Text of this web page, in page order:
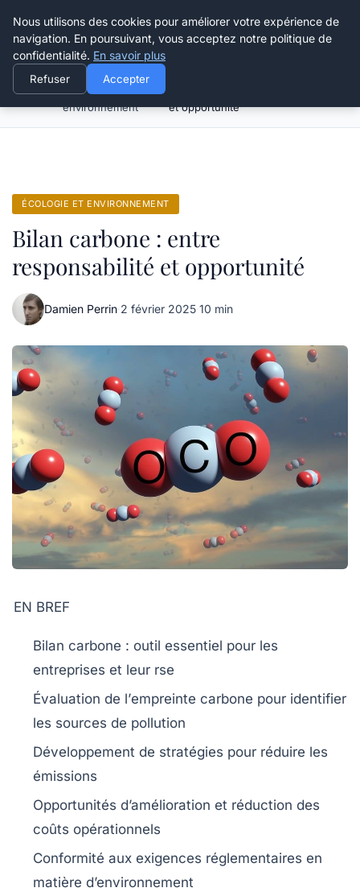
Happy Calyx Farmer
Écologie et
environnement
et opportunité
ÉCOLOGIE ET ENVIRONNEMENT
Bilan carbone : entre
responsabilité et opportunité
Damien Perrin·2 février 2025·10 min
EN BREF
Bilan carbone : outil essentiel pour les
entreprises et leur rse
Évaluation de l’empreinte carbone pour identifier
les sources de pollution
Développement de stratégies pour réduire les
émissions
Opportunités d’amélioration et réduction des
coûts opérationnels
Conformité aux exigences réglementaires en
matière d’environnement
Nous utilisons des cookies pour améliorer votre expérience de
navigation. En poursuivant, vous acceptez notre politique de
confidentialité. En savoir plus
Refuser Accepter